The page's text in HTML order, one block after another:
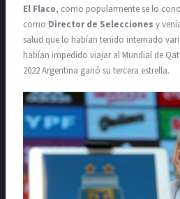
El Flaco, como popularmente se lo
como Director de Selecciones y
salud que lo habían tenido internado
habían impedido viajar al Mundial de
2022 Argentina ganó su tercera estrella.